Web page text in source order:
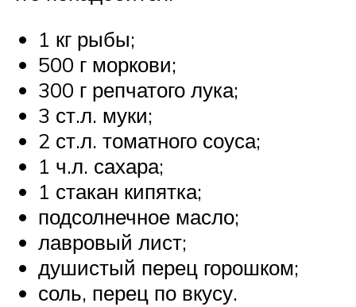
1 кг рыбы;
500 г моркови;
300 г репчатого лука;
3 ст.л. муки;
2 ст.л. томатного соуса;
1 ч.л. сахара;
1 стакан кипятка;
подсолнечное масло;
лавровый лист;
душистый перец горошком;
соль, перец по вкусу.